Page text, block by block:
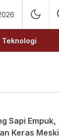
Teknologi
Sapi Empuk,
Keras Meski